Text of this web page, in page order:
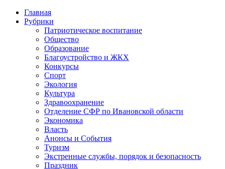
Главная
Рубрики
Патриотическое воспитание
Общество
Образование
Благоустройство и ЖКХ
Конкурсы
Спорт
Экология
Культура
Здравоохранение
Отделение СФР по Ивановской области
Экономика
Власть
Анонсы и События
Туризм
Экстренные службы, порядок и безопасность
Праздник